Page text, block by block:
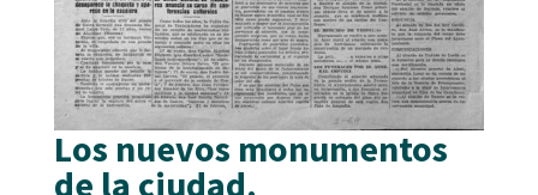
Los nuevos monumentos
de la ciudad.